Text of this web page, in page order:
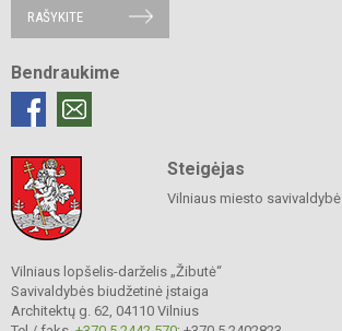
RAŠYKITE
Bendraukime
Steigėjas
Vilniaus miesto savivaldybė
Vilniaus lopšelis-darželis „Žibutė“
Savivaldybės biudžetinė įstaiga
Architektų g. 62, 04110 Vilnius